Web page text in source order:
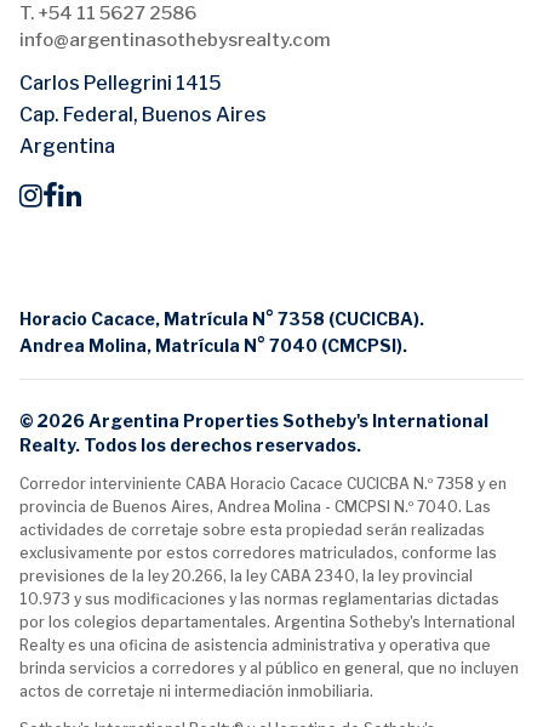
T. +54 11 5627 2586
info@argentinasothebysrealty.com
Carlos Pellegrini 1415
Cap. Federal, Buenos Aires
Argentina
Horacio Cacace, Matrícula N° 7358 (CUCICBA).
Andrea Molina, Matrícula N° 7040 (CMCPSI).
© 2026 Argentina Properties Sotheby's International
Realty. Todos los derechos reservados.
Corredor interviniente CABA Horacio Cacace CUCICBA N.º 7358 y en
provincia de Buenos Aires, Andrea Molina - CMCPSI N.º 7040. Las
actividades de corretaje sobre esta propiedad serán realizadas
exclusivamente por estos corredores matriculados, conforme las
previsiones de la ley 20.266, la ley CABA 2340, la ley provincial
10.973 y sus modificaciones y las normas reglamentarias dictadas
por los colegios departamentales. Argentina Sotheby's International
Realty es una oficina de asistencia administrativa y operativa que
brinda servicios a corredores y al público en general, que no incluyen
actos de corretaje ni intermediación inmobiliaria.